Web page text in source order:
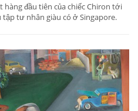
đầu tiên của chiếc Chiron tới
tư nhân giàu có ở Singapore.